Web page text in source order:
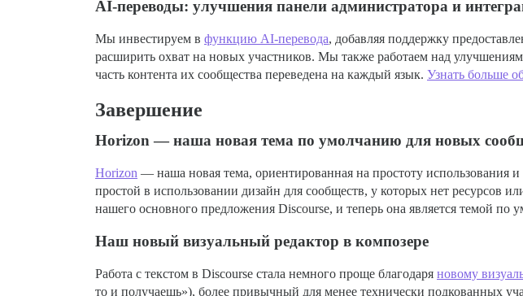
AI-переводы: улучшения панели администратора и
Мы инвестируем в функцию AI-перевода, добавляя поддержку
расширить охват на новых участников. Мы также работаем над
часть контента их сообщества переведена на каждый язык. Узнать больше
Завершение
Horizon — наша новая тема по умолчанию для новых
Horizon — наша новая тема, ориентированная на простоту
простой в использовании дизайн для сообществ, у которых нет ресурсов
нашего основного предложения Discourse, и теперь она является темой по
Наш новый визуальный редактор в композере
Работа с текстом в Discourse стала немного проще благодаря новому
то и получаешь»), более привычный для менее технически подкованных